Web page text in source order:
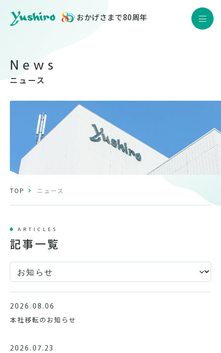
おかげさまで80周年
JP
製品情報
サステナビリティ
株主・投資家情報
採用情報
ニュース
ニュース
TOP ニュース
ARTICLES
記事一覧
2026.08.06
本社移転のお知らせ
2026.07.23